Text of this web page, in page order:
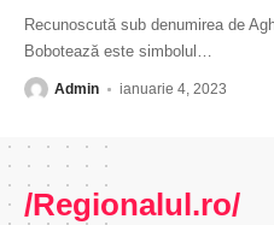
Recunoscută sub denumirea de
Bobotează este simbolul …
Admin ianuarie 4, 2023
/Regionalul.ro/